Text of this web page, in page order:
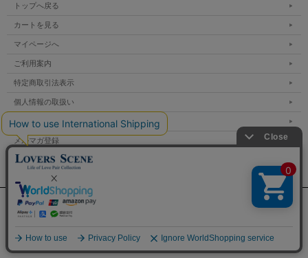
トップへ戻る
カートを見る
マイページへ
ご利用案内
特定商取引法表示
個人情報の取扱い
サイトマップ
メルマガ登録
お問い合わせ